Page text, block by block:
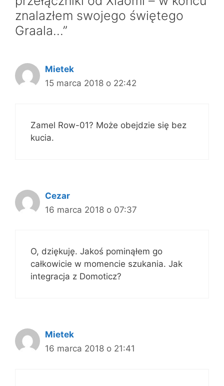
znalazłem swojego świętego
Graala…”
Mietek
15 marca 2018 o 22:42
Zamel Row-01? Może obejdzie się bez
kucia.
Cezar
16 marca 2018 o 07:37
O, dziękuję. Jakoś pominąłem go
całkowicie w momencie szukania. Jak
integracja z Domoticz?
Mietek
16 marca 2018 o 21:41